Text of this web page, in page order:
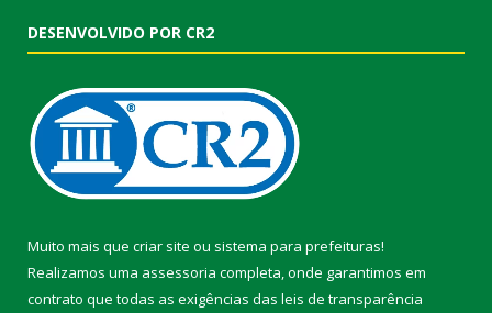
DESENVOLVIDO POR CR2
Muito mais que criar site ou sistema para prefeituras!
Realizamos uma assessoria completa, onde garantimos em
contrato que todas as exigências das leis de transparência